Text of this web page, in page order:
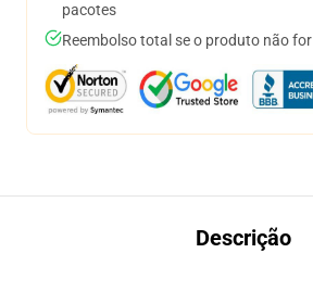
pacotes
Reembolso total se o produto não
Descrição